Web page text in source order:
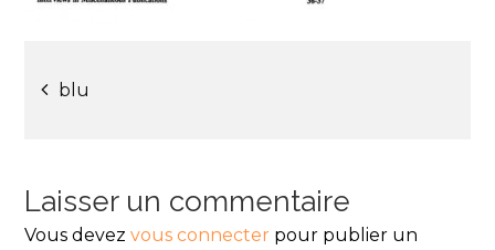
Navigation
l’article
blu
Laisser un commentaire
Vous devezvous connecter pour publier un